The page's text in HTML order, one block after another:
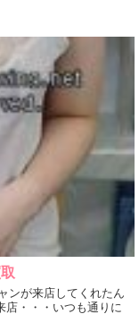
ンが来店してくれたん
・・・いつも通りに